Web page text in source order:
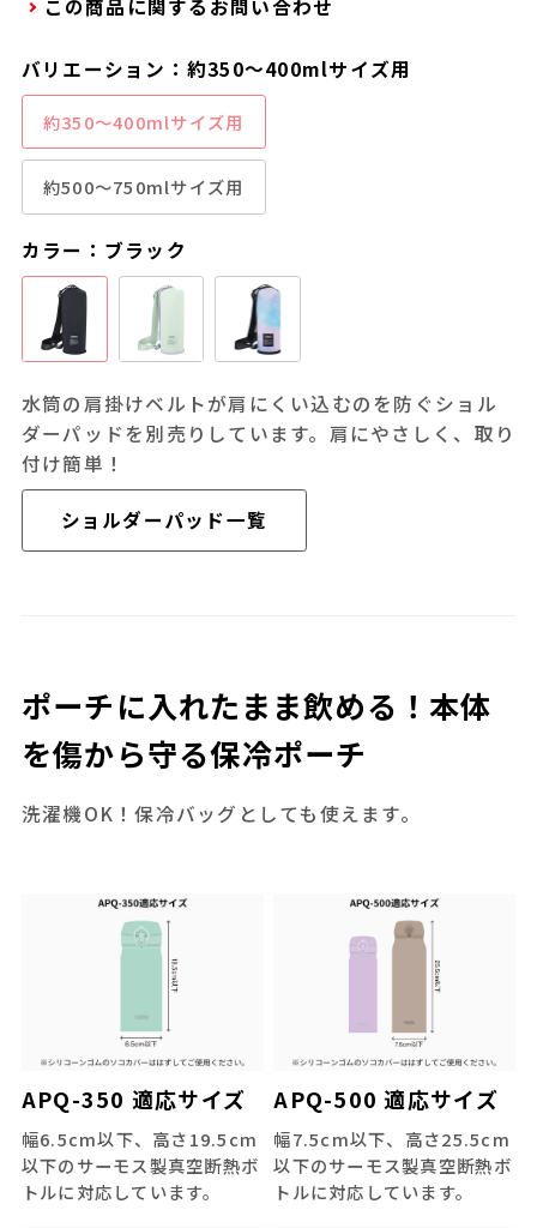
パーソナライズサービス用ギフト用品
この商品に関するお問い合わせ
バリエーション：約350～400mlサイズ用
約350～400mlサイズ用
約500～750mlサイズ用
カラー：ブラック
水筒の肩掛けベルトが肩にくい込むのを防ぐショル
ダーパッドを別売りしています。肩にやさしく、取り
付け簡単！
ショルダーパッド一覧
ポーチに入れたまま飲める！本体
を傷から守る保冷ポーチ
洗濯機OK！保冷バッグとしても使えます。
APQ-350 適応サイズ
幅6.5cm以下、高さ19.5cm
以下のサーモス製真空断熱ボ
トルに対応しています。
APQ-500 適応サイズ
幅7.5cm以下、高さ25.5cm
以下のサーモス製真空断熱ボ
トルに対応しています。